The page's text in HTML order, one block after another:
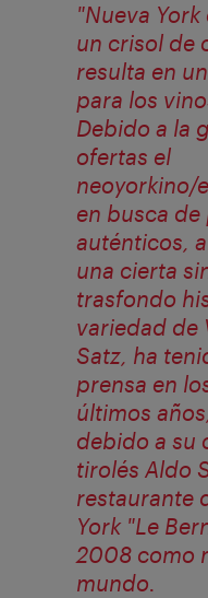
"Nueva
un crisol de
resulta en
para los
Debido a la
ofertas el
neoyorkino/
en busca
auténticos,
una cierta
trasfondo
variedad de
Satz, ha
prensa en
últimos
debido a su
tirolés Aldo
restaurante
York "Le
2008 como
mundo.